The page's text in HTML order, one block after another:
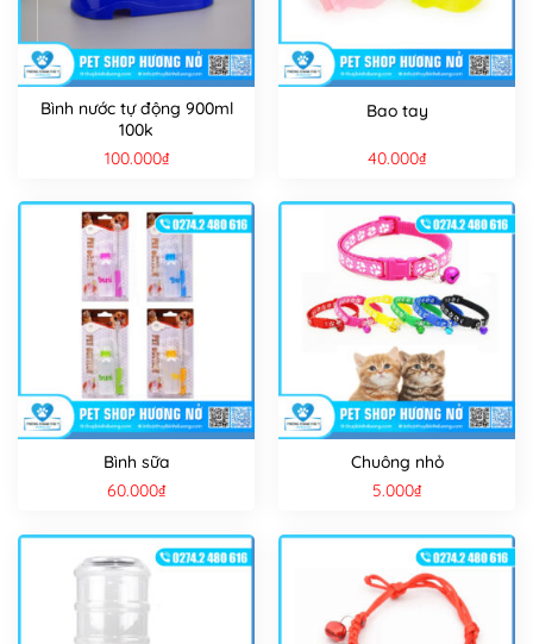
Bình nước tự động 900ml
100k
100.000₫
Bao tay
40.000₫
Bình sữa
60.000₫
Chuông nhỏ
5.000₫